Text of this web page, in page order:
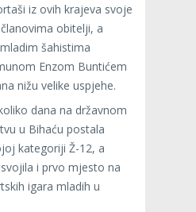
iz ovih krajeva svoje
obitelji, a
šahistima
Enzom Buntićem
nižu velike uspjehe.
dana na državnom
u Bihaću postala
kategoriji Ž-12, a
i prvo mjesto na
igara mladih u